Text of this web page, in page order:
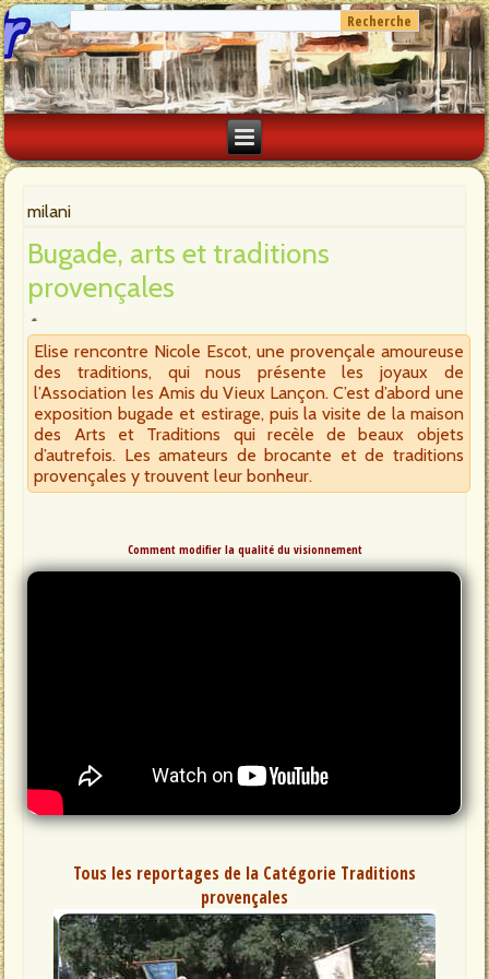
milani
Bugade, arts et traditions
provençales
Elise rencontre Nicole Escot, une provençale amoureuse
des traditions, qui nous présente les joyaux de
l’Association les Amis du Vieux Lançon. C’est d’abord une
exposition bugade et estirage, puis la visite de la maison
des Arts et Traditions qui recèle de beaux objets
d’autrefois. Les amateurs de brocante et de traditions
provençales y trouvent leur bonheur.
Comment modifier la qualité du visionnement
Tous les reportages de la Catégorie Traditions
provençales